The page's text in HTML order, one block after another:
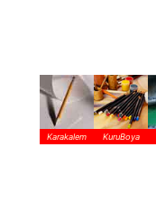
Karakalem KuruBoya